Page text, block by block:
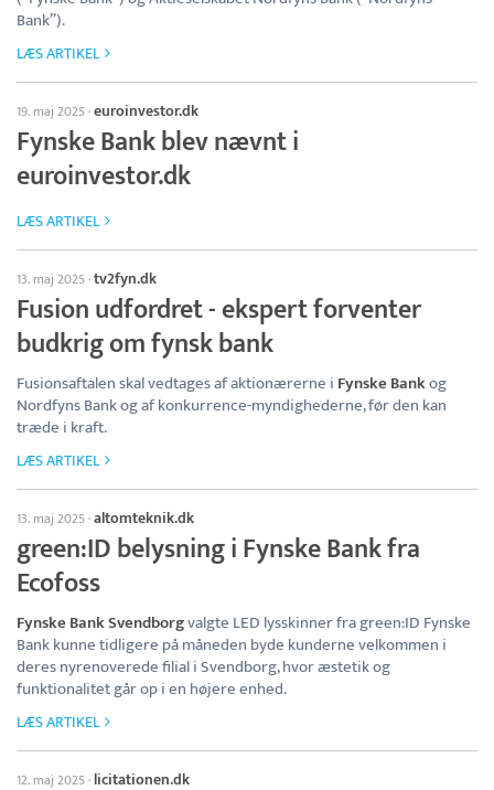
Bank”).
LÆS ARTIKEL
19. maj 2025·euroinvestor.dk
Fynske Bank blev nævnt i
euroinvestor.dk
LÆS ARTIKEL
13. maj 2025·tv2fyn.dk
Fusion udfordret - ekspert forventer
budkrig om fynsk bank
Fusionsaftalen skal vedtages af aktionærerne i Fynske Bankog
Nordfyns Bank og af konkurrence-myndighederne, før den kan
træde i kraft.
LÆS ARTIKEL
13. maj 2025·altomteknik.dk
green:ID belysning i Fynske Bank fra
Ecofoss
Fynske Bank Svendborgvalgte LED lysskinner fra green:ID Fynske
Bank kunne tidligere på måneden byde kunderne velkommen i
deres nyrenoverede filial i Svendborg, hvor æstetik og
funktionalitet går op i en højere enhed.
LÆS ARTIKEL
12. maj 2025· licitationen.dk